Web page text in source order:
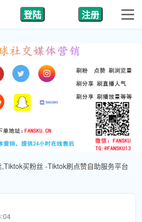
登陆 注册
买粉丝 -Tiktok刷点赞自助服务平台